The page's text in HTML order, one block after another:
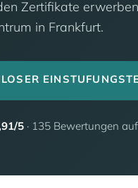
Zertifikate
in Frankfurt.
5 · 135 Bewertungen auf